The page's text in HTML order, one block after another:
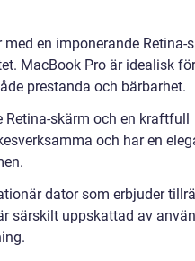
en imponerande Retina-
MacBook Pro är idealisk för
prestanda och bärbarhet.
Retina-skärm och en kraftfull
och har en
dator som erbjuder
särskilt uppskattad av